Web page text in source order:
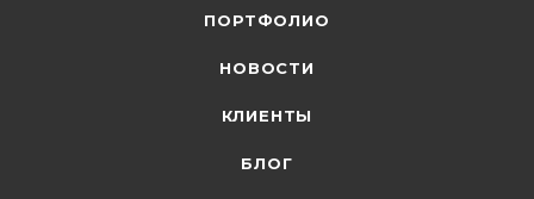
ПОРТФОЛИО
НОВОСТИ
КЛИЕНТЫ
БЛОГ